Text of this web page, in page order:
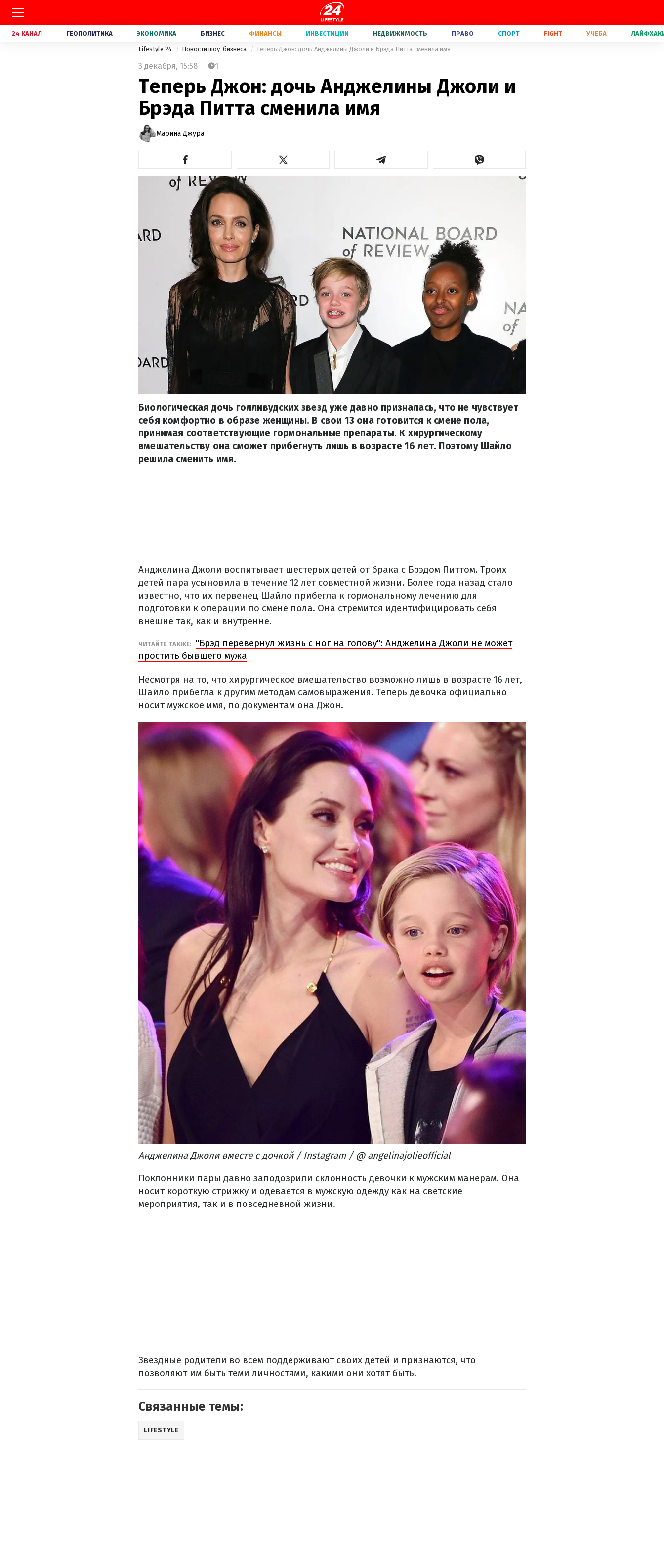
24 КАНАЛ ГЕОПОЛИТИКА ЭКОНОМИКА БИЗНЕС ФИНАНСЫ ИНВЕСТИЦИИ НЕДВИЖИМОСТЬ ПРАВО СПОРТ FIGHT УЧЕБА
Lifestyle 24 Новости шоу-бизнеса Теперь Джон: дочь Анджелины Джоли и Брэда Питта сменила имя
3 декабря, 15:58 1
Теперь Джон: дочь Анджелины Джоли и
Брэда Питта сменила имя
Марина Джура
Биологическая дочь голливудских звезд уже давно призналась, что не чувствует
себя комфортно в образе женщины. В свои 13 она готовится к смене пола,
принимая соответствующие гормональные препараты. К хирургическому
вмешательству она сможет прибегнуть лишь в возрасте 16 лет. Поэтому Шайло
решила сменить имя.
Анджелина Джоли воспитывает шестерых детей от брака с Брэдом Питтом. Троих
детей пара усыновила в течение 12 лет совместной жизни. Более года назад стало
известно, что их первенец Шайло прибегла к гормональному лечению для
подготовки к операции по смене пола. Она стремится идентифицировать себя
внешне так, как и внутренне.
ЧИТАЙТЕ ТАКЖЕ:
"Брэд перевернул жизнь с ног на голову": Анджелина Джоли не может
простить бывшего мужа
Несмотря на то, что хирургическое вмешательство возможно лишь в возрасте 16 лет,
Шайло прибегла к другим методам самовыражения. Теперь девочка официально
носит мужское имя, по документам она Джон.
Анджелина Джоли вместе с дочкой / Instagram / @ angelinajolieofficial
Поклонники пары давно заподозрили склонность девочки к мужским манерам. Она
носит короткую стрижку и одевается в мужскую одежду как на светские
мероприятия, так и в повседневной жизни.
Звездные родители во всем поддерживают своих детей и признаются, что
позволяют им быть теми личностями, какими они хотят быть.
Связанные темы:
LIFESTYLE